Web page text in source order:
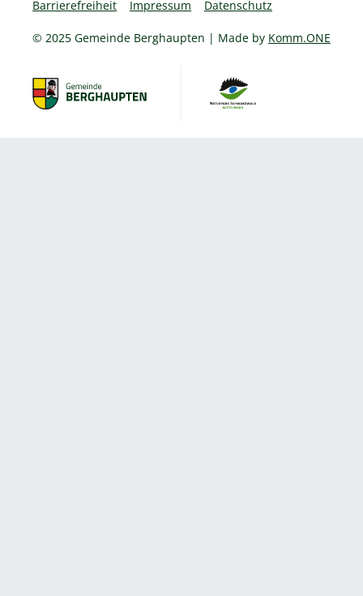
Barrierefreiheit Impressum Datenschutz
© 2025 Gemeinde Berghaupten | Made by Komm.ONE